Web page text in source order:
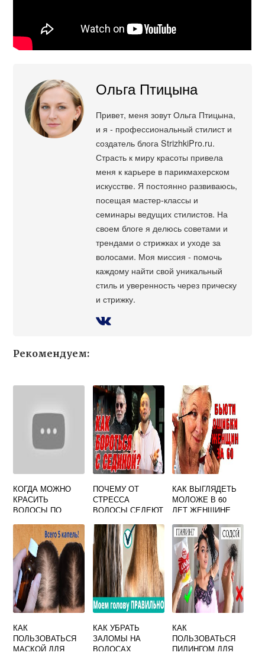
Ольга Птицына
Привет, меня зовут Ольга Птицына,
и я - профессиональный стилист и
создатель блога StrizhkiPro.ru.
Страсть к миру красоты привела
меня к карьере в парикмахерском
искусстве. Я постоянно развиваюсь,
посещая мастер-классы и
семинары ведущих стилистов. На
своем блоге я делюсь советами и
трендами о стрижках и уходе за
волосами. Моя миссия - помочь
каждому найти свой уникальный
стиль и уверенность через прическу
и стрижку.
Рекомендуем:
КОГДА МОЖНО
КРАСИТЬ
ВОЛОСЫ ПО
КАЛЕНДАРЮ 2021
ПОЧЕМУ ОТ
СТРЕССА
ВОЛОСЫ СЕДЕЮТ
КАК ВЫГЛЯДЕТЬ
МОЛОЖЕ В 60
ЛЕТ ЖЕНЩИНЕ
КАК
ПОЛЬЗОВАТЬСЯ
МАСКОЙ ДЛЯ
КАК УБРАТЬ
ЗАЛОМЫ НА
ВОЛОСАХ
КАК
ПОЛЬЗОВАТЬСЯ
ПИЛИНГОМ ДЛЯ